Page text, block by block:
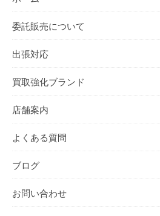
委託販売について
出張対応
買取強化ブランド
店舗案内
よくある質問
ブログ
お問い合わせ